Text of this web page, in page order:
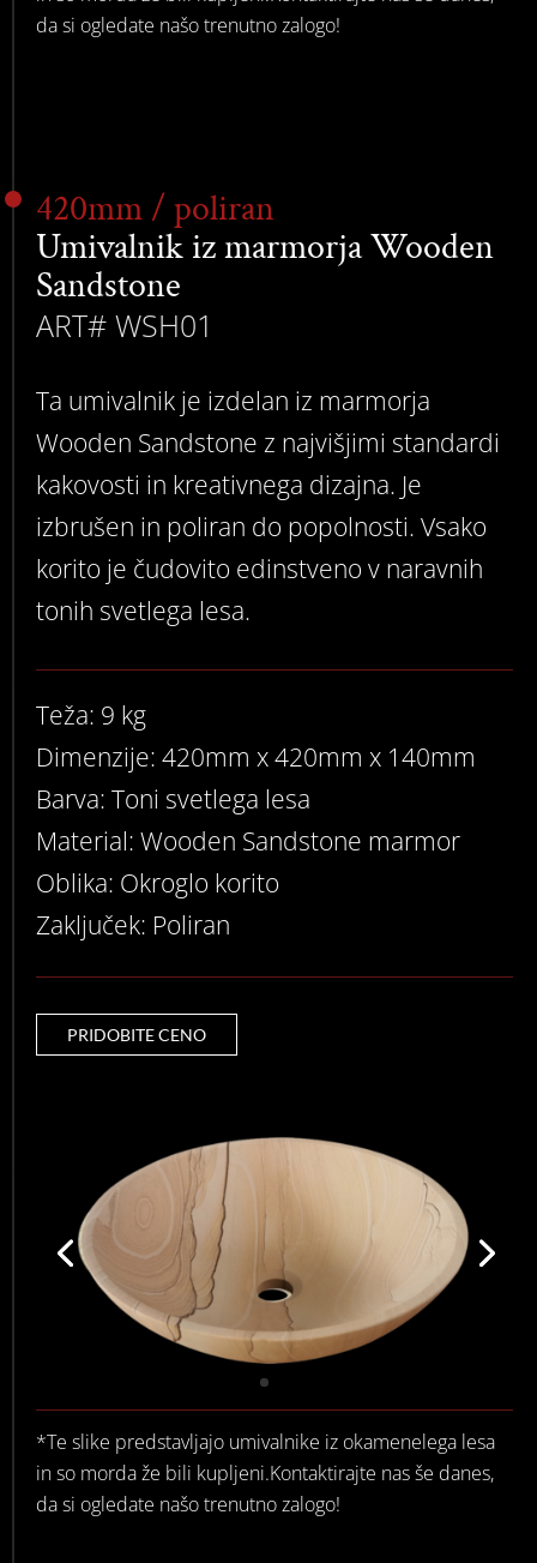
da si ogledate našo trenutno zalogo!
420mm / poliran
Umivalnik iz marmorja Wooden
Sandstone
ART# WSH01
Ta umivalnik je izdelan iz marmorja
Wooden Sandstone z najvišjimi standardi
kakovosti in kreativnega dizajna. Je
izbrušen in poliran do popolnosti. Vsako
korito je čudovito edinstveno v naravnih
tonih svetlega lesa.
Teža: 9 kg
Dimenzije: 420mm x 420mm x 140mm
Barva: Toni svetlega lesa
Material: Wooden Sandstone marmor
Oblika: Okroglo korito
Zaključek: Poliran
PRIDOBITE CENO
*Te slike predstavljajo umivalnike iz okamenelega lesa
in so morda že bili kupljeni.Kontaktirajte nas še danes,
da si ogledate našo trenutno zalogo!